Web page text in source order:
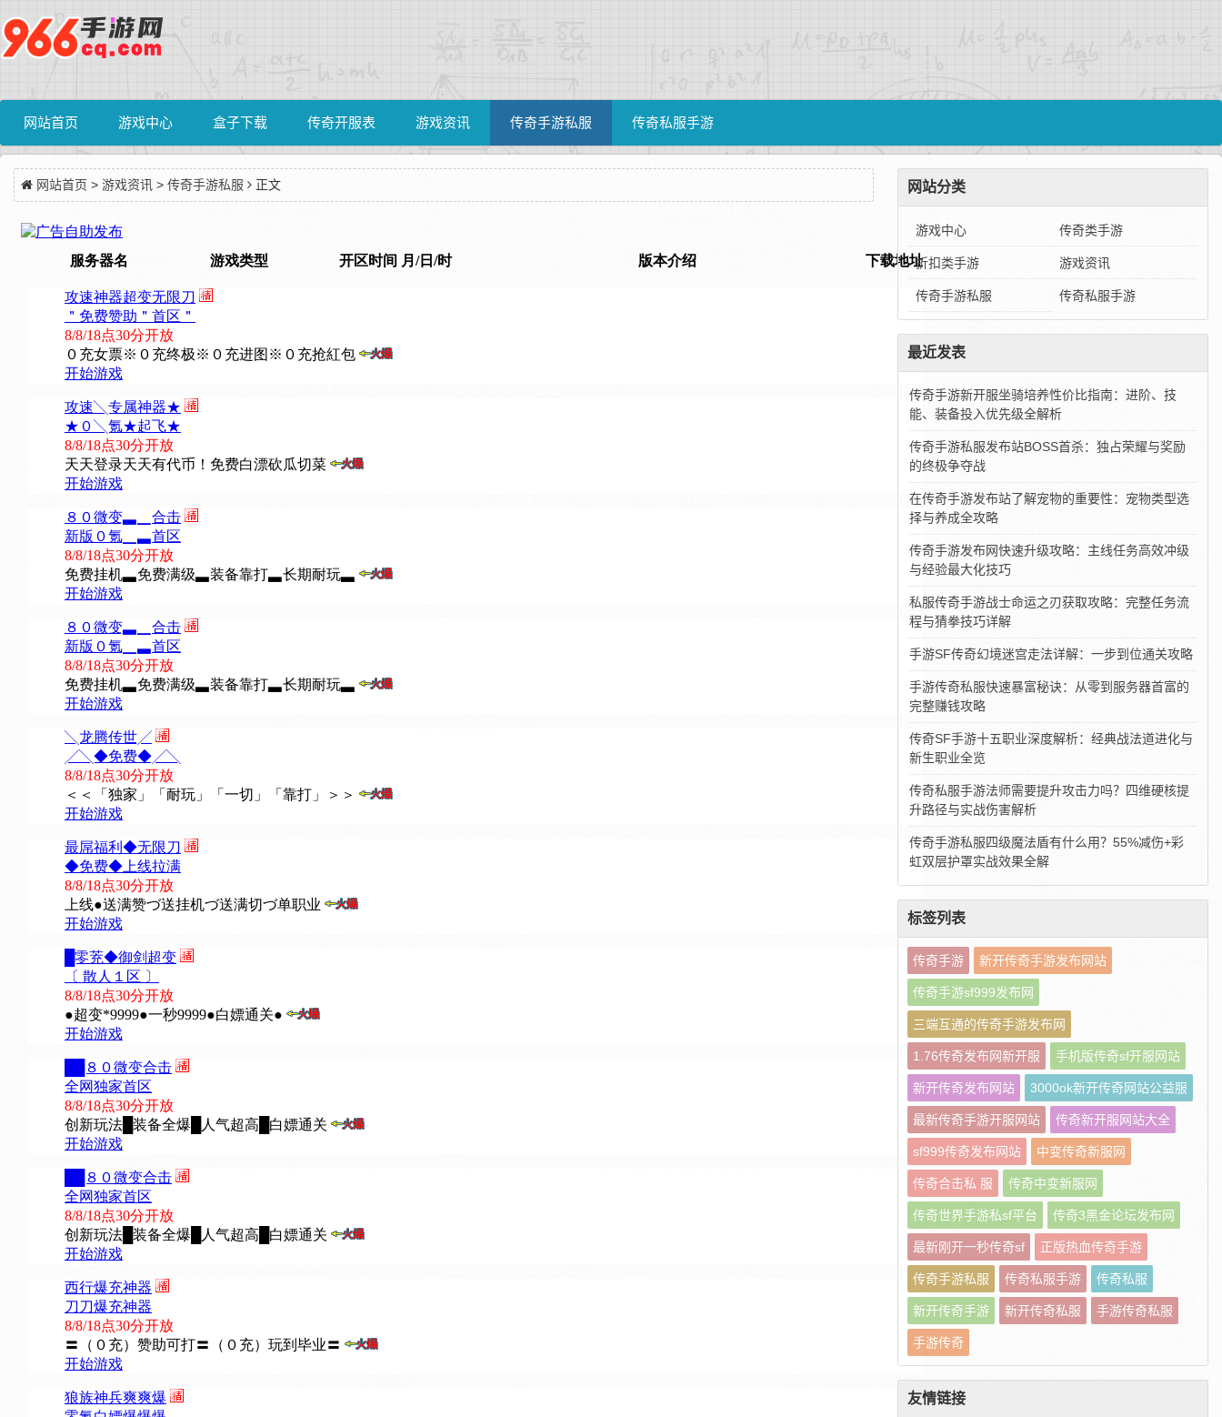
网站首页 游戏中心 盒子下载 传奇开服表 游戏资讯 传奇手游私服 传奇私服手游
网站首页 > 游戏资讯 > 传奇手游私服 正文 网站分类
游戏中心 传奇类手游
折扣类手游 游戏资讯
传奇手游私服 传奇私服手游
最近发表
传奇手游新开服坐骑培养性价比指南：进阶、技
能、装备投入优先级全解析
传奇手游私服发布站BOSS首杀：独占荣耀与奖励
的终极争夺战
在传奇手游发布站了解宠物的重要性：宠物类型选
择与养成全攻略
传奇手游发布网快速升级攻略：主线任务高效冲级
与经验最大化技巧
私服传奇手游战士命运之刃获取攻略：完整任务流
程与猜拳技巧详解
手游SF传奇幻境迷宫走法详解：一步到位通关攻略
手游传奇私服快速暴富秘诀：从零到服务器首富的
完整赚钱攻略
传奇SF手游十五职业深度解析：经典战法道进化与
新生职业全览
传奇私服手游法师需要提升攻击力吗？四维硬核提
升路径与实战伤害解析
传奇手游私服四级魔法盾有什么用？55%减伤+彩
虹双层护罩实战效果全解
标签列表
传奇手游 新开传奇手游发布网站
传奇手游sf999发布网
三端互通的传奇手游发布网
1.76传奇发布网新开服 手机版传奇sf开服网站
新开传奇发布网站 3000ok新开传奇网站公益服
最新传奇手游开服网站 传奇新开服网站大全
sf999传奇发布网站 中变传奇新服网
传奇合击私 服 传奇中变新服网
传奇世界手游私sf平台 传奇3黑金论坛发布网
最新刚开一秒传奇sf 正版热血传奇手游
传奇手游私服 传奇私服手游 传奇私服
新开传奇手游 新开传奇私服 手游传奇私服
手游传奇
友情链接